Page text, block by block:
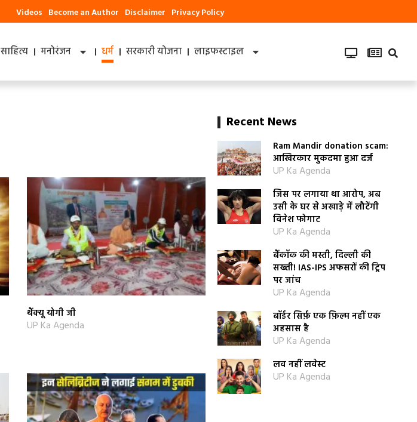
Videos Become an Author Disclaimer Privacy Policy
साहित्य मनोरंजन धर्म सरकारी योजना लाइफस्टाइल
थैंक्यू योगी जी
UP Ka Agenda
Recent News
Ram Mandir donation scam:
आखिरकार मुकदमा हुआ दर्ज
UP Ka Agenda
जिस पर लगाया था आरोप, अब
उसी के घर से अखाड़े में लौटेंगी
विनेश फोगाट
UP Ka Agenda
बैंकॉक की मस्ती, दिल्ली की
सख्ती! IAS-IPS अफसरों की ट्रिप
पर जांच
UP Ka Agenda
बॉर्डर सिर्फ़ एक फ़िल्म नहीं एक
अहसास है
UP Ka Agenda
लव नहीं लवेस्ट
UP Ka Agenda